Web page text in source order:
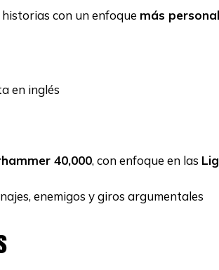
con un enfoque más personal
en inglés
40,000, con enfoque en las
enemigos y giros argumentales